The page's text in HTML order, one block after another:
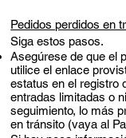
Pedidos perdidos en
Siga estos pasos.
Asegúrese de que el
utilice el enlace
estatus en el registro
entradas limitadas o
seguimiento, lo más
en tránsito (vaya al